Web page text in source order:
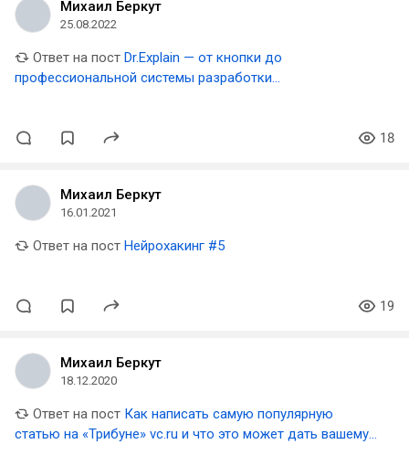
Михаил Беркут
25.08.2022
Ответ на пост Dr.Explain — от кнопки до
профессиональной системы разработки
18
Михаил Беркут
16.01.2021
Ответ на пост Нейрохакинг #5
19
Михаил Беркут
18.12.2020
Ответ на пост Как написать самую популярную
статью на «Трибуне» vc.ru и что это может дать вашему